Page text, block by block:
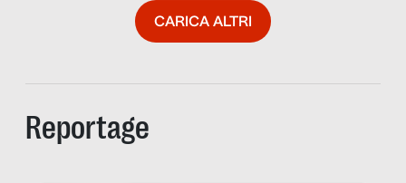
CARICA ALTRI
Reportage